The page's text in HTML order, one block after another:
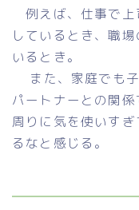
例えば、仕事で上
しているとき、職
いるとき。
また、家庭でも子
パートナーとの関係
周りに気を使いす
るなと感じる。